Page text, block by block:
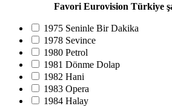
Favori Eurovision Türkiye
1975 Seninle Bir Dakika
1978 Sevince
1980 Petrol
1981 Dönme Dolap
1982 Hani
1983 Opera
1984 Halay